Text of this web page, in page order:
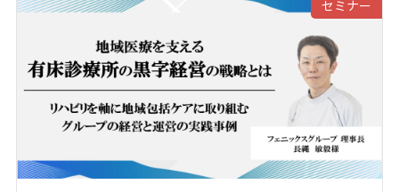
セミナー